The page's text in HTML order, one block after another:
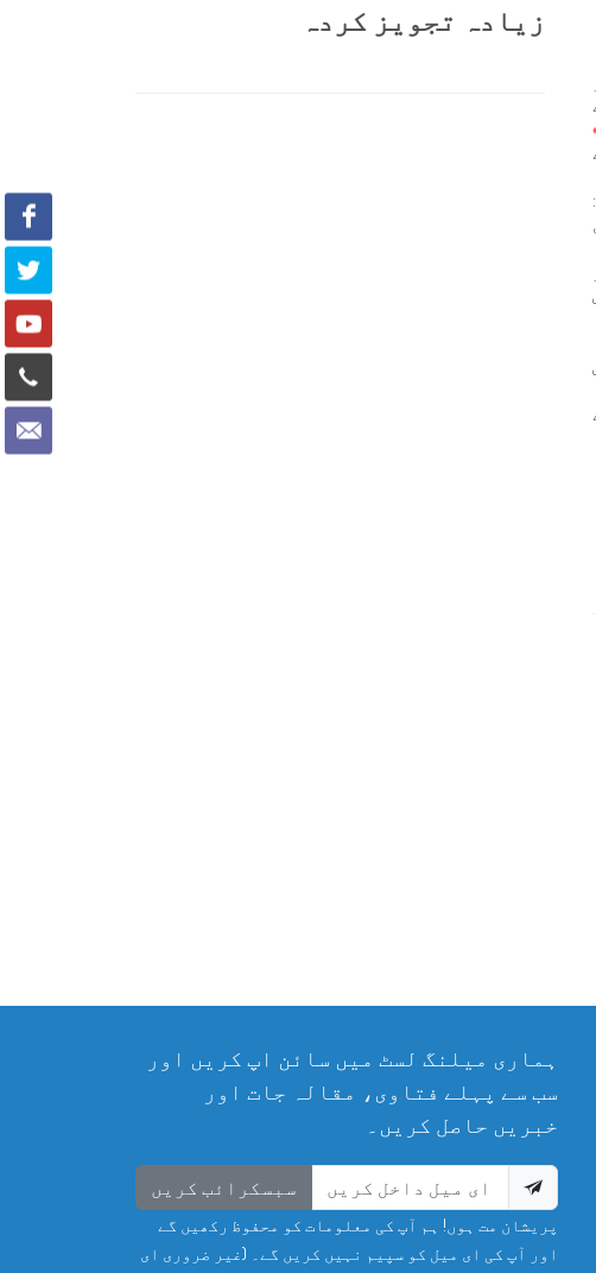
زیادہ تجویز کردہ
ہماری میلنگ لسٹ میں سائن اپ کریں اور
سب سے پہلے فتاوی، مقالہ جات اور
خبریں حاصل کریں۔
سبسکرائب کریں
پریشان مت ہوں! ہم آپ کی معلومات کو محفوظ رکھیں گے
اور آپ کی ای میل کو سپیم نہیں کریں گے۔ (غیر ضروری ای